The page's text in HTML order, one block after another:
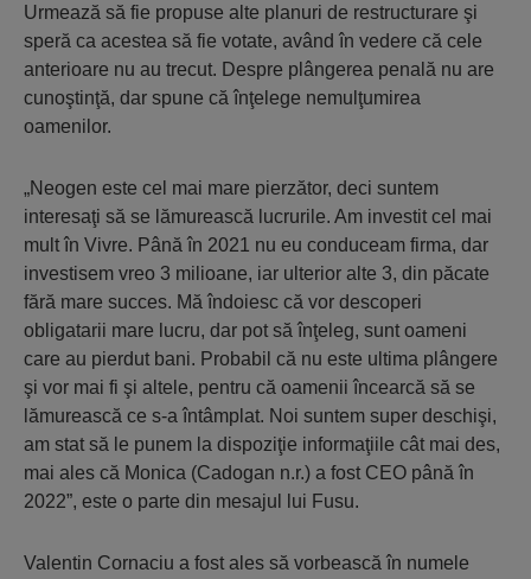
Urmează să fie propuse alte planuri de restructurare şi
speră ca acestea să fie votate, având în vedere că cele
anterioare nu au trecut. Despre plângerea penală nu are
cunoştinţă, dar spune că înţelege nemulţumirea
oamenilor.
„Neogen este cel mai mare pierzător, deci suntem
interesaţi să se lămurească lucrurile. Am investit cel mai
mult în Vivre. Până în 2021 nu eu conduceam firma, dar
investisem vreo 3 milioane, iar ulterior alte 3, din păcate
fără mare succes. Mă îndoiesc că vor descoperi
obligatarii mare lucru, dar pot să înţeleg, sunt oameni
care au pierdut bani. Probabil că nu este ultima plângere
şi vor mai fi şi altele, pentru că oamenii încearcă să se
lămurească ce s-a întâmplat. Noi suntem super deschişi,
am stat să le punem la dispoziţie informaţiile cât mai des,
mai ales că Monica (Cadogan n.r.) a fost CEO până în
2022”, este o parte din mesajul lui Fusu.
Valentin Cornaciu a fost ales să vorbească în numele